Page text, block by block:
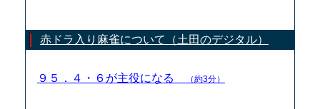
赤ドラ入り麻雀について（土田のデジタル）
９５．４・６が主役になる （約3分）